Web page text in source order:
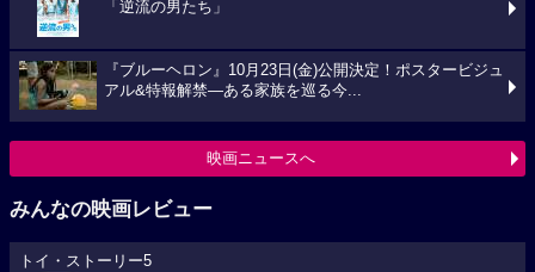
「逆流の男たち」
『ブルーヘロン』10月23日(金)公開決定！ポスタービジュ
アル&特報解禁―ある家族を巡る今...
映画ニュースへ
みんなの映画レビュー
トイ・ストーリー5